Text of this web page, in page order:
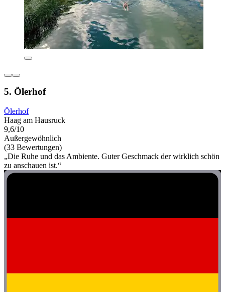
5. Ölerhof
Ölerhof
Haag am Hausruck
9,6/10
Außergewöhnlich
(33 Bewertungen)
„Die Ruhe und das Ambiente. Guter Geschmack der wirklich schön
zu anschauen ist.“